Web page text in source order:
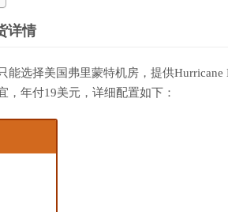
详情
选择美国弗里蒙特机房，提供Hurricane
，年付19美元，详细配置如下：